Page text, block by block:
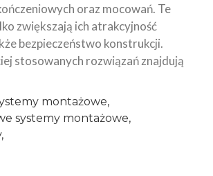
oraz mocowań. Te
zwiększają ich atrakcyjność
bezpieczeństwo konstrukcji.
stosowanych rozwiązań znajdują
montażowe,
systemy montażowe,